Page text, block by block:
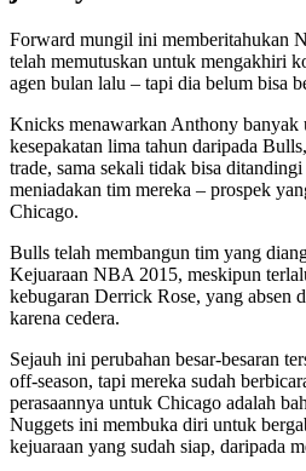
Forward mungil ini memberitahukan
telah memutuskan untuk mengakhiri
agen bulan lalu – tapi dia belum bisa
Knicks menawarkan Anthony banyak
kesepakatan lima tahun daripada
trade, sama sekali tidak bisa
meniadakan tim mereka – prospek
Chicago.
Bulls telah membangun tim yang
Kejuaraan NBA 2015, meskipun
kebugaran Derrick Rose, yang absen
karena cedera.
Sejauh ini perubahan besar-besaran
off-season, tapi mereka sudah
perasaannya untuk Chicago adalah
Nuggets ini membuka diri untuk
kejuaraan yang sudah siap, daripada